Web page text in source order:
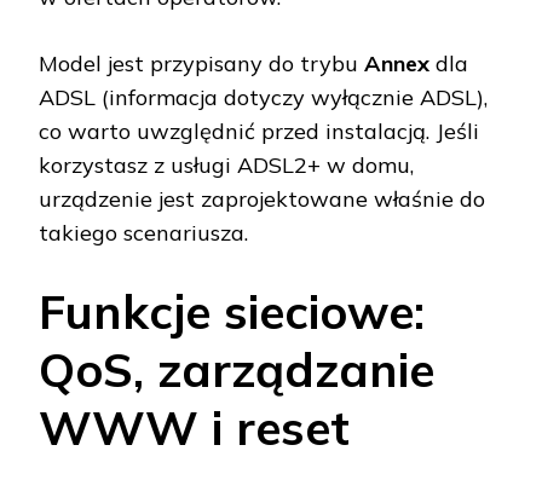
Model jest przypisany do trybu Annex dla
ADSL (informacja dotyczy wyłącznie ADSL),
co warto uwzględnić przed instalacją. Jeśli
korzystasz z usługi ADSL2+ w domu,
urządzenie jest zaprojektowane właśnie do
takiego scenariusza.
Funkcje sieciowe:
QoS, zarządzanie
WWW i reset